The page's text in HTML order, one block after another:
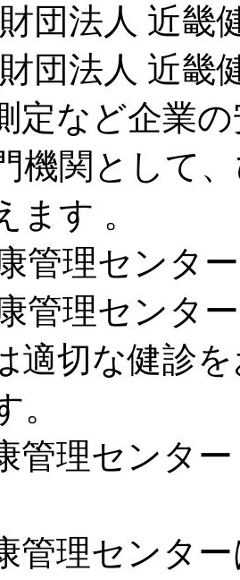
団法人 近畿
団法人 近畿
定など企業
機関として
ます 。
管理センター
管理センタ
適切な健診
。
管理センタ
管理センタ